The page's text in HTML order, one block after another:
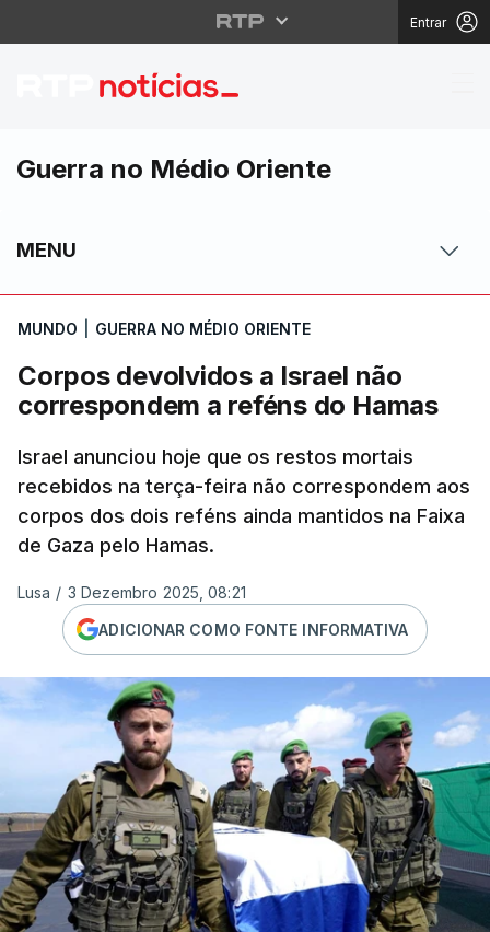
Entrar
Corpos devolvidos a
Guerra no Médio Oriente
MENU
MUNDO GUERRA NO MÉDIO ORIENTE
Corpos devolvidos a Israel não
correspondem a reféns do Hamas
Israel anunciou hoje que os restos mortais
recebidos na terça-feira não correspondem aos
corpos dos dois reféns ainda mantidos na Faixa
de Gaza pelo Hamas.
Lusa / 3 Dezembro 2025, 08:21
ADICIONAR COMO FONTE INFORMATIVA